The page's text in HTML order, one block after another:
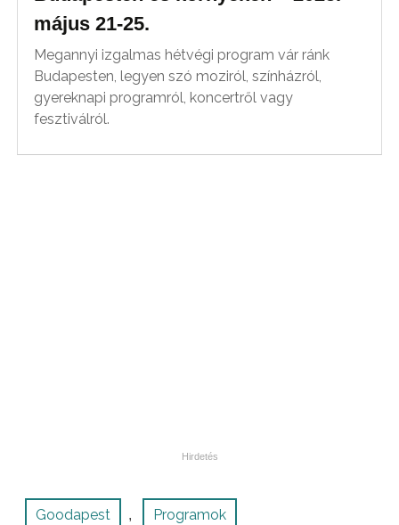
május 21-25.
Megannyi izgalmas hétvégi program vár ránk
Budapesten, legyen szó moziról, színházról,
gyereknapi programról, koncertről vagy
fesztiválról.
Goodapest , Programok